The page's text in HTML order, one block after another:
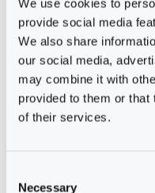
We use cookies to
provide social media
We also share
our social media,
may combine it with
provided to them or that
of their services.
Necessary
Jon